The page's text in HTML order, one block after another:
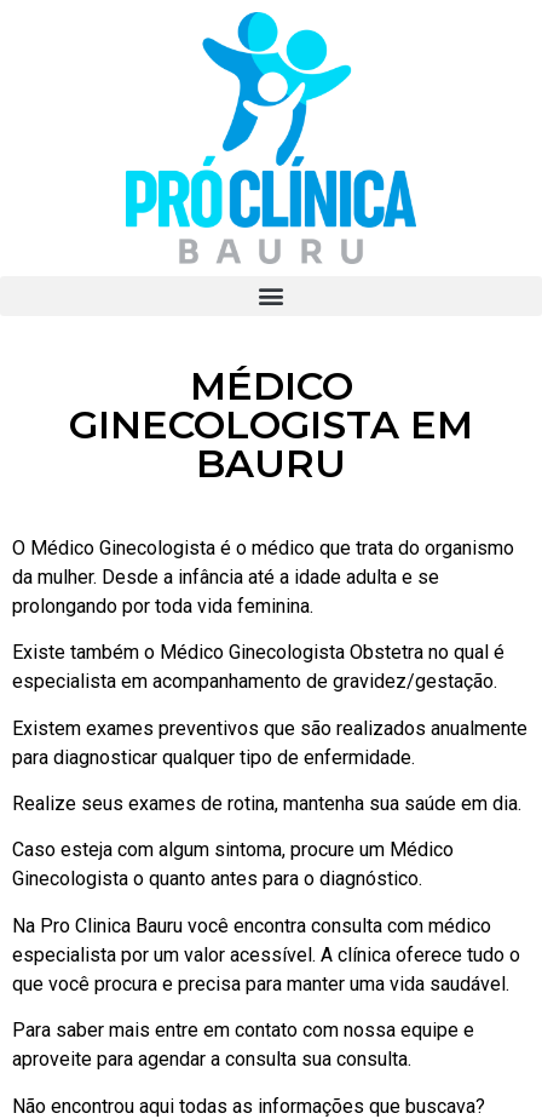
MÉDICO
GINECOLOGISTA EM
BAURU
O Médico Ginecologista é o médico que trata do organismo
da mulher. Desde a infância até a idade adulta e se
prolongando por toda vida feminina.
Existe também o Médico Ginecologista Obstetra no qual é
especialista em acompanhamento de gravidez/gestação.
Existem exames preventivos que são realizados anualmente
para diagnosticar qualquer tipo de enfermidade.
Realize seus exames de rotina, mantenha sua saúde em dia.
Caso esteja com algum sintoma, procure um Médico
Ginecologista o quanto antes para o diagnóstico.
Na Pro Clinica Bauru você encontra consulta com médico
especialista por um valor acessível. A clínica oferece tudo o
que você procura e precisa para manter uma vida saudável.
Para saber mais entre em contato com nossa equipe e
aproveite para agendar a consulta sua consulta.
Não encontrou aqui todas as informações que buscava?